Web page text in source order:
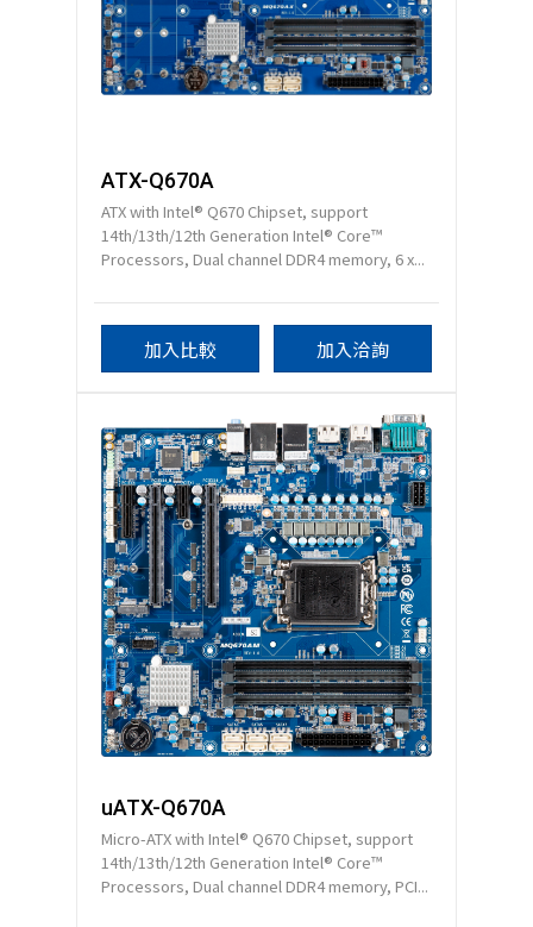
ATX-Q670A
ATX with Intel® Q670 Chipset, support
14th/13th/12th Generation Intel® Core™
Processors, Dual channel DDR4 memory, 6 x...
加入比較 加入洽詢
uATX-Q670A
Micro-ATX with Intel® Q670 Chipset, support
14th/13th/12th Generation Intel® Core™
Processors, Dual channel DDR4 memory, PCI...